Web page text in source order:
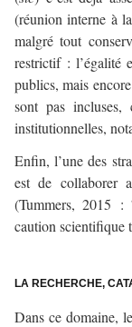
(réunion interne à
malgré tout
restrictif : l’égalité
publics, mais
sont pas
institutionnelles,
Enfin, l’une des
est de collaborer
(Tummers, 2015
caution scientifique
LA RECHERCHE,
Dans ce domaine,